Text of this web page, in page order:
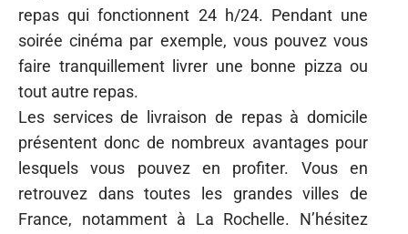
repas qui fonctionnent 24 h/24. Pendant une
soirée cinéma par exemple, vous pouvez vous
faire tranquillement livrer une bonne pizza ou
tout autre repas.
Les services de livraison de repas à domicile
présentent donc de nombreux avantages pour
lesquels vous pouvez en profiter. Vous en
retrouvez dans toutes les grandes villes de
France, notamment à La Rochelle. N’hésitez